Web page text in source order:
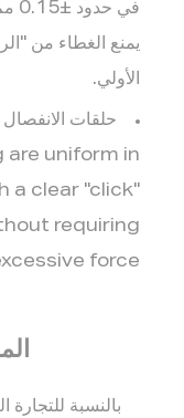
يمنع الغطاء من
الأولي.
حلقات الانفصال
uniform in
a clear "click"
requiring
force.
بالنسبة للتجارة